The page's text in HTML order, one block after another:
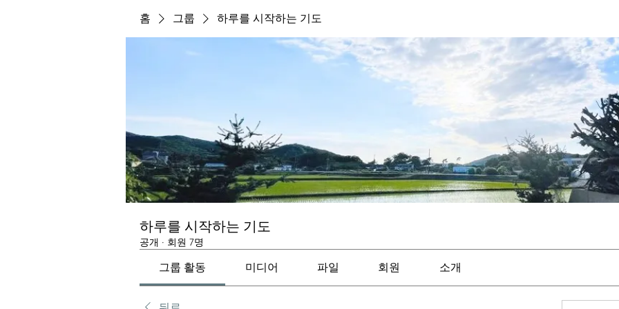
홈 그룹 하루를 시작하는 기도
하루를 시작하는 기도
공개 · 회원 7명
그룹 활동 미디어 파일 회원 소개